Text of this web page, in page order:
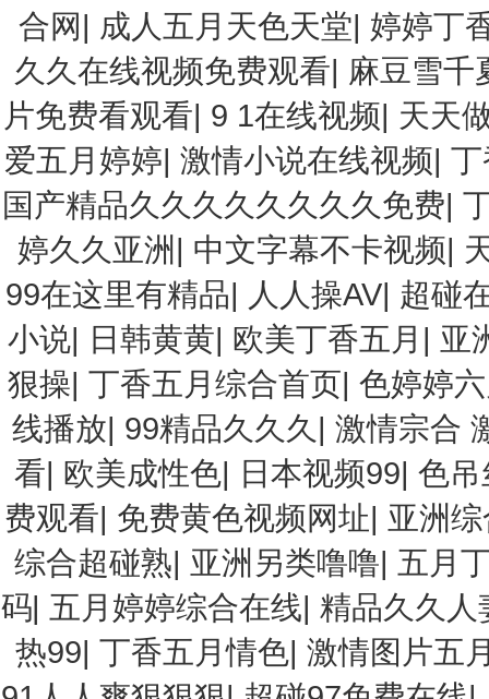
合网| 成人五月天色天堂| 婷婷丁
久久在线视频免费观看| 麻豆雪千
片免费看观看| 9 1在线视频| 天天
爱五月婷婷|激情小说在线视频|
国产精品久久久久久久久久免费|
婷久久亚洲 | 中文字幕不卡视频|
99在这里有精品| 人人操AV| 超碰
小说| 日韩黄黄| 欧美丁香五月 | 亚
狠操| 丁香五月综合首页| 色婷婷
线播放| 99精品久久久 | 激情宗合
看| 欧美成性色| 日本视频99|色
费观看| 免费黄色视频网址| 亚洲
综合超碰熟| 亚洲另类噜噜| 五月
码| 五月婷婷综合在线|精品久久人
热99|丁香五月情色|激情图片五